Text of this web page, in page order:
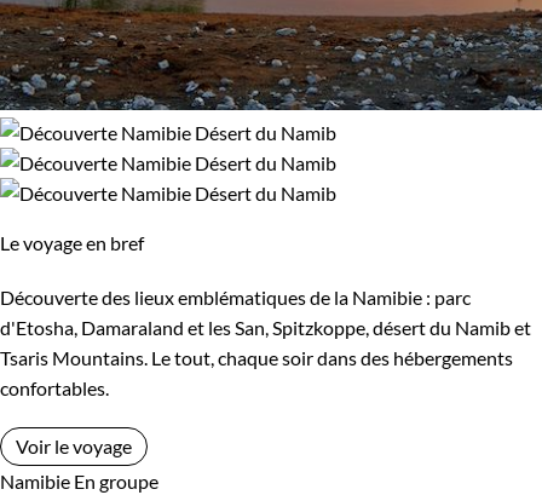
Le voyage en bref
Découverte des lieux emblématiques de la Namibie : parc
d'Etosha, Damaraland et les San, Spitzkoppe, désert du Namib et
Tsaris Mountains. Le tout, chaque soir dans des hébergements
confortables.
Voir le voyage
Namibie En groupe